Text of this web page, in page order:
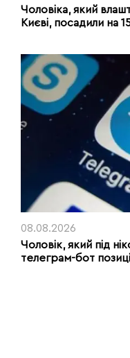
Чоловіка, який
Києві, посадили на
08.08.2026
Чоловік, який під
телеграм-бот